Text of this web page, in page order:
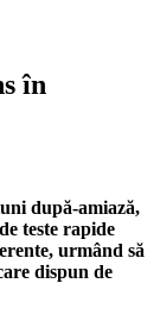
în
după-amiază,
teste rapide
urmând să
dispun de